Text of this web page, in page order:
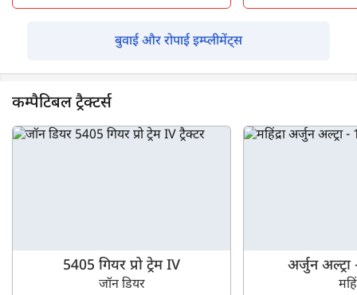
बुवाई और रोपाई इम्प्लीमेंट्स
कम्पैटिबल ट्रैक्टर्स
5405 गियर प्रो ट्रेम IV
जॉन डियर
अर्जुन